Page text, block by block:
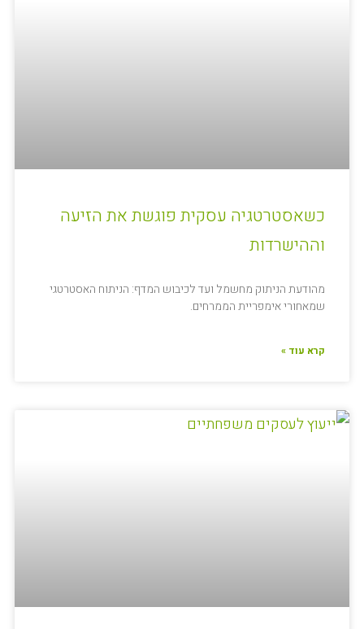
כשאסטרטגיה עסקית פוגשת את הזיעה
וההישרדות
מהודעת הניתוק מחשמל ועד לכיבוש המדף: הניתוח האסטרטגי
שמאחורי אימפריית הממרחים.
קרא עוד »